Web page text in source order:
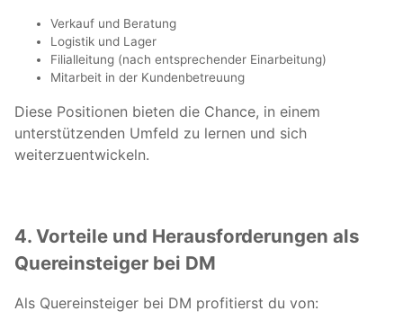
Verkauf und Beratung
Logistik und Lager
Filialleitung (nach entsprechender Einarbeitung)
Mitarbeit in der Kundenbetreuung
Diese Positionen bieten die Chance, in einem
unterstützenden Umfeld zu lernen und sich
weiterzuentwickeln.
4. Vorteile und Herausforderungen als
Quereinsteiger bei DM
Als Quereinsteiger bei DM profitierst du von: